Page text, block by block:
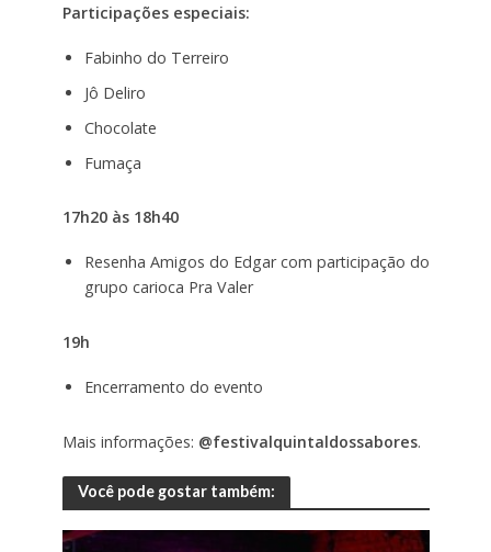
Participações especiais:
Fabinho do Terreiro
Jô Deliro
Chocolate
Fumaça
17h20 às 18h40
Resenha Amigos do Edgar com participação do
grupo carioca Pra Valer
19h
Encerramento do evento
Mais informações: @festivalquintaldossabores.
Você pode gostar também: